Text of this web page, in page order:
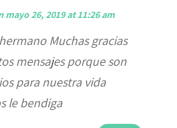
mayo 26, 2019 at 11:26 am
Muchas gracias
mensajes porque son
para nuestra vida
le bendiga